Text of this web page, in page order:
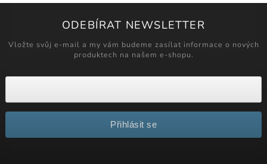
ODEBÍRAT NEWSLETTER
Vložte svůj e-mail a my vám budeme zasílat informace o nových
produktech na našem e-shopu.
Přihlásit se